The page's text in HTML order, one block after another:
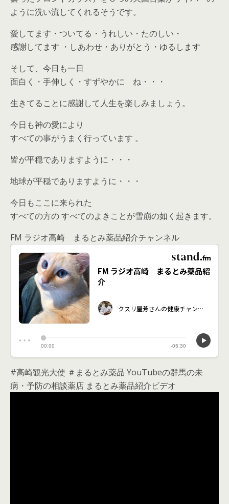
ように洗い流してくれるそうです。
愛してます・ついてる・うれしい・たのしい・
感謝してます ・しあわせ・ありがとう・ゆるします
そして、今日も一日
面白く・手伸しく・すずやかに ね・・・
生きてることに感謝して人生を楽しみましょう。
今日も神の愛により
すべての事がうまく行っています 。
皆が平穏でありますように・・・
地球が平穏でありますように・・・
今日もここに来られた
すべての方の すべてのよきことが雪崩の如く起きます。
FM ラジオ高崎 まるとみ薬品紹介チャンネル
#高崎観光大使 ＃まるとみ薬品 YouTubeの群馬の未
病・予防の相談薬店 まるとみ薬品紹介ビデオ